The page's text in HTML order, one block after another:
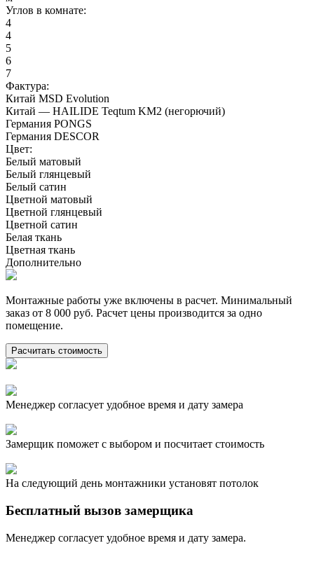
Углов в комнате:
4
4
5
6
7
Фактура:
Китай MSD Evolution
Китай — HAILIDE Teqtum KM2 (негорючий)
Германия PONGS
Германия DESCOR
Цвет:
Белый матовый
Белый глянцевый
Белый сатин
Цветной матовый
Цветной глянцевый
Цветной сатин
Белая ткань
Цветная ткань
Дополнительно
Монтажные работы уже включены в расчет. Минимальный
заказ от 8 000 руб. Расчет цены производится за одно
помещение.
Менеджер согласует удобное время и дату замера
Замерщик поможет с выбором и посчитает стоимость
На следующий день монтажники установят потолок
Бесплатный вызов замерщика
Менеджер согласует удобное время и дату замера.